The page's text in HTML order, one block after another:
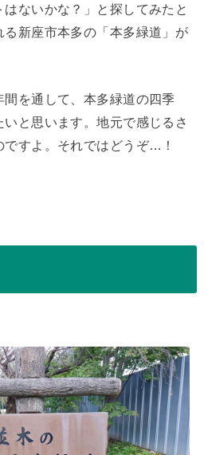
ないかな？」と探してみたと
る新座市本多の「本多緑道」が
を通して、本多緑道の四季
と思います。地元で感じるさ
ですよ。それではどうぞ…！